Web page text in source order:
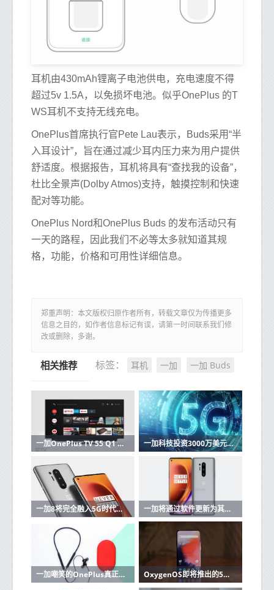
耳机由430mAh锂离子电池供电，充电速度不得
超过5v 1.5A，以免损坏电池。似乎OnePlus 的T
WS耳机不支持无线充电。
OnePlus首席执行官Pete Lau表示，Buds采用“半
入耳设计”，旨在通过减少耳内压力来为用户提供
舒适度。根据报告，耳机将具有“查找我的设备”，
杜比全景声(Dolby Atmos)支持，触摸控制和快速
配对等功能。
OnePlus Nord和OnePlus Buds 的发布活动只有
一天的路程，因此我们不必等太多就知道其规
格，功能，价格和可用性详细信息。
郑重声明：本文版权归原作者所有，转载文章仅为传播更多
信息之目的，如作者信息标记有误，请第一时间联系我们修
改或删除，多谢。
标签： 耳机 一加 一加 Buds
相关推荐
一加OnePlus TV 55 Q1 Pro长期审查 一加科技投资3000万美元用于5G研发
一加8将完全融入5G时代首席执行官说 一加将通过软件更新为其品牌手机提供常亮显示功能
一加嘲笑的OnePlus真正的无线耳塞即将推出 OxygenOS即将推出的5个新功能